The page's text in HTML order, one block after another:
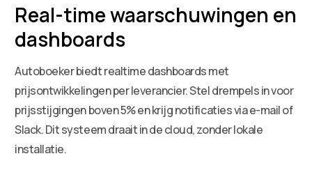
Real-time waarschuwingen en
dashboards
Autoboeker biedt realtime dashboards met
prijsontwikkelingen per leverancier. Stel drempels in voor
prijsstijgingen boven 5% en krijg notificaties via e-mail of
Slack. Dit systeem draait in de cloud, zonder lokale
installatie.